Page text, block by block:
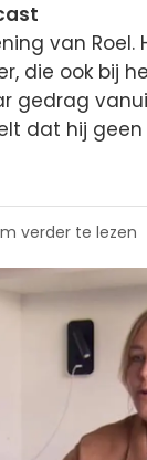
van Roel.
die ook bij
gedrag
dat hij
verder te lezen